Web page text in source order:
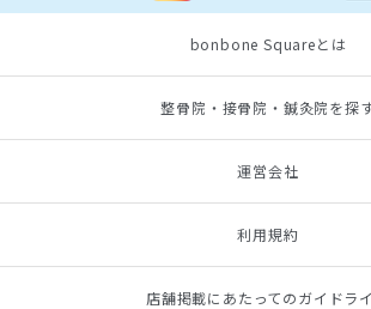
bonbone Squareとは
整骨院・接骨院・鍼灸院を探
運営会社
利用規約
店舗掲載にあたってのガイドラ